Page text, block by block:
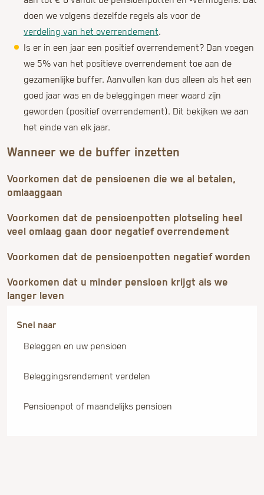
Wanneer we de buffer inzetten
Voorkomen dat de pensioenen die we al betalen,
omlaaggaan
Voorkomen dat de pensioenpotten plotseling heel
veel omlaag gaan door negatief overrendement
Voorkomen dat de pensioenpotten negatief worden
Voorkomen dat u minder pensioen krijgt als we
langer leven
Beleggen en uw pensioen
Beleggingsrendement verdelen
Pensioenpot of maandelijks pensioen